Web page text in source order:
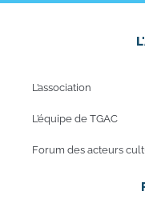
L’association
L’équipe de TGAC
Forum des acteurs